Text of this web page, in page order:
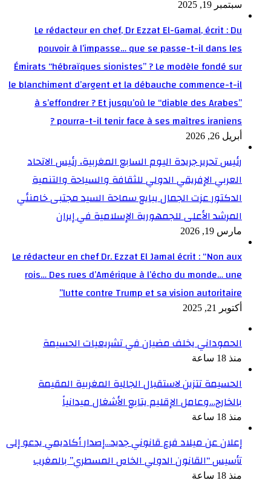
سبتمبر 19, 2025
Le rédacteur en chef, Dr Ezzat El-Gamal, écrit : Du
pouvoir à l’impasse… que se passe-t-il dans les
Émirats “hébraïques sionistes” ? Le modèle fondé sur
le blanchiment d’argent et la débauche commence-t-il
à s’effondrer ? Et jusqu’où le “diable des Arabes”
pourra-t-il tenir face à ses maîtres iraniens ?
أبريل 26, 2026
رئيس تحرير جريدة اليوم السابع المغربية، رئيس الاتحاد
العربي الإفريقي الدولي للثقافة والسياحة والتنمية
الدكتور عزت الجمال يبايع سماحة السيد مجتبى خامنئي
المرشد الأعلى للجمهورية الإسلامية في إيران
مارس 19, 2026
Le rédacteur en chef Dr. Ezzat El Jamal écrit : “Non aux
rois… Des rues d’Amérique à l’écho du monde… une
lutte contre Trump et sa vision autoritaire”
أكتوبر 21, 2025
الحموداني يخلف مضيان في تشريعيات الحسيمة
منذ 18 ساعة
الحسيمة تتزين لاستقبال الجالية المغربية المقيمة
بالخارج…وعامل الإقليم يتابع الأشغال ميدانياً
منذ 18 ساعة
إعلان عن ميلاد فرع قانوني جديد…إصدار أكاديمي يدعو إلى
تأسيس “القانون الدولي الخاص المسطري” بالمغرب
منذ 18 ساعة